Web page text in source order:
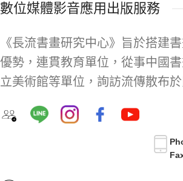
數位媒體影音應用出版服務
《長流書畫研究中心》旨於搭建
優勢，連貫教育單位，從事中國
立美術館等單位，詢訪流傳散布